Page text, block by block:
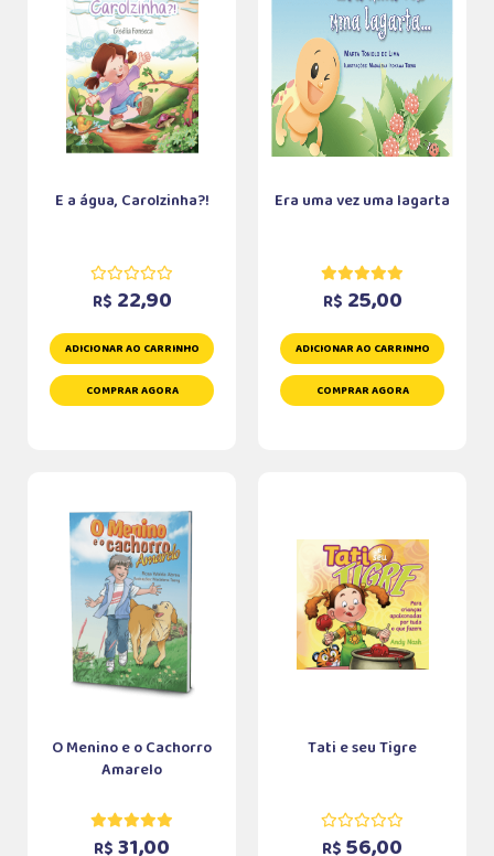
E a água, Carolzinha?!
R$ 22,90
ADICIONAR AO CARRINHO
COMPRAR AGORA
Era uma vez uma lagarta
R$ 25,00
ADICIONAR AO CARRINHO
COMPRAR AGORA
O Menino e o Cachorro
Amarelo
R$ 31,00
Tati e seu Tigre
R$ 56,00